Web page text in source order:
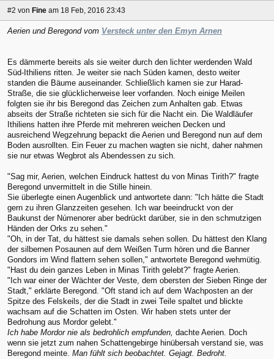
#2 von Fine am 18 Feb, 2016 23:43
Aerien und Beregond vom Versteck unter den Emyn Arnen
Es dämmerte bereits als sie weiter durch den lichter werdenden Wald
Süd-Ithiliens ritten. Je weiter sie nach Süden kamen, desto weiter
standen die Bäume auseinander. Schließlich kamen sie zur Harad-
Straße, die sie glücklicherweise leer vorfanden. Noch einige Meilen
folgten sie ihr bis Beregond das Zeichen zum Anhalten gab. Etwas
abseits der Straße richteten sie sich für die Nacht ein. Die Waldläufer
Ithiliens hatten ihre Pferde mit mehreren weichen Decken und
ausreichend Wegzehrung bepackt die Aerien und Beregond nun auf dem
Boden ausrollten. Ein Feuer zu machen wagten sie nicht, daher nahmen
sie nur etwas Wegbrot als Abendessen zu sich.
"Sag mir, Aerien, welchen Eindruck hattest du von Minas Tirith?" fragte
Beregond unvermittelt in die Stille hinein.
Sie überlegte einen Augenblick und antwortete dann: "Ich hätte die Stadt
gern zu ihren Glanzzeiten gesehen. Ich war beeindruckt von der
Baukunst der Númenorer aber bedrückt darüber, sie in den schmutzigen
Händen der Orks zu sehen."
"Oh, in der Tat, du hättest sie damals sehen sollen. Du hättest den Klang
der silbernen Posaunen auf dem Weißen Turm hören und die Banner
Gondors im Wind flattern sehen sollen," antwortete Beregond wehmütig.
"Hast du dein ganzes Leben in Minas Tirith gelebt?" fragte Aerien.
"Ich war einer der Wächter der Veste, dem obersten der Sieben Ringe der
Stadt," erklärte Beregond. "Oft stand ich auf dem Wachposten an der
Spitze des Felskeils, der die Stadt in zwei Teile spaltet und blickte
wachsam auf die Schatten im Osten. Wir haben stets unter der
Bedrohung aus Mordor gelebt."
Ich habe Mordor nie als bedrohlich empfunden, dachte Aerien. Doch
wenn sie jetzt zum nahen Schattengebirge hinübersah verstand sie, was
Beregond meinte. Man fühlt sich beobachtet. Gejagt. Bedroht.